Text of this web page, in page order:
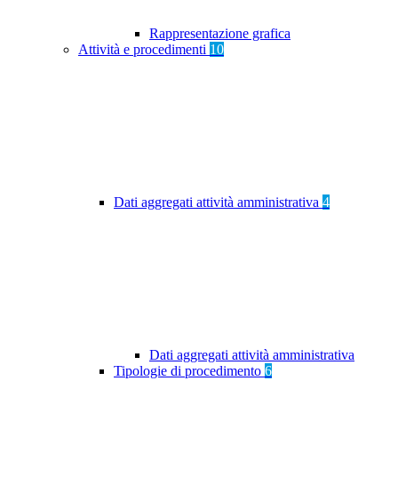
Rappresentazione grafica
Attività e procedimenti 10
Dati aggregati attività amministrativa 4
Dati aggregati attività amministrativa
Tipologie di procedimento 6